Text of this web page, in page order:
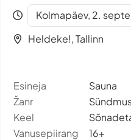
Kolmapäev, 2.
Heldeke!, Tallinn
Esineja
Sauna
Žanr
Keel
Vanusepiirang
16+